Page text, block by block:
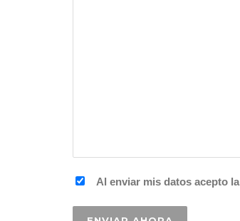
Al enviar mis datos acepto la